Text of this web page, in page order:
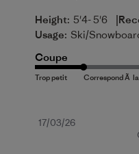
Height: 5'4- 5'6 |
Usage: Ski/
Coupe
Date
17/03/26